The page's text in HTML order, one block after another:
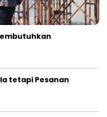
tetapi Pesanan